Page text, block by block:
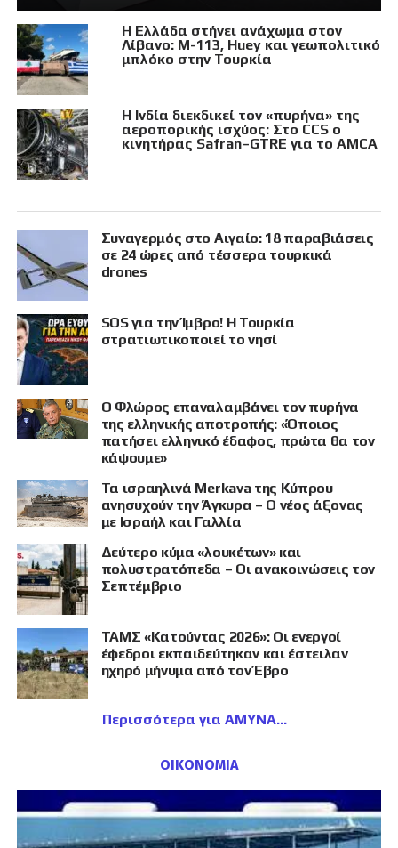
Η Ελλάδα στήνει ανάχωμα στον
Λίβανο: M-113, Huey και γεωπολιτικό
μπλόκο στην Τουρκία
Η Ινδία διεκδικεί τον «πυρήνα» της
αεροπορικής ισχύος: Στο CCS ο
κινητήρας Safran–GTRE για το AMCA
Συναγερμός στο Αιγαίο: 18 παραβιάσεις
σε 24 ώρες από τέσσερα τουρκικά
drones
SOS για την Ίμβρο! Η Τουρκία
στρατιωτικοποιεί το νησί
Ο Φλώρος επαναλαμβάνει τον πυρήνα
της ελληνικής αποτροπής: «Όποιος
πατήσει ελληνικό έδαφος, πρώτα θα τον
κάψουμε»
Τα ισραηλινά Merkava της Κύπρου
ανησυχούν την Άγκυρα – Ο νέος άξονας
με Ισραήλ και Γαλλία
Δεύτερο κύμα «λουκέτων» και
πολυστρατόπεδα – Οι ανακοινώσεις τον
Σεπτέμβριο
ΤΑΜΣ «Κατούντας 2026»: Οι ενεργοί
έφεδροι εκπαιδεύτηκαν και έστειλαν
ηχηρό μήνυμα από τον Έβρο
Περισσότερα για ΑΜΥΝΑ
ΟΙΚΟΝΟΜΙΑ